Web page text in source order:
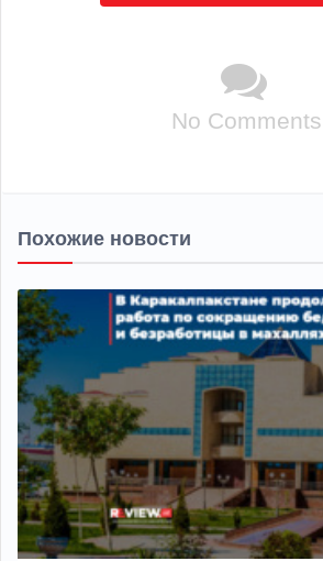
No Comments
Похожие новости